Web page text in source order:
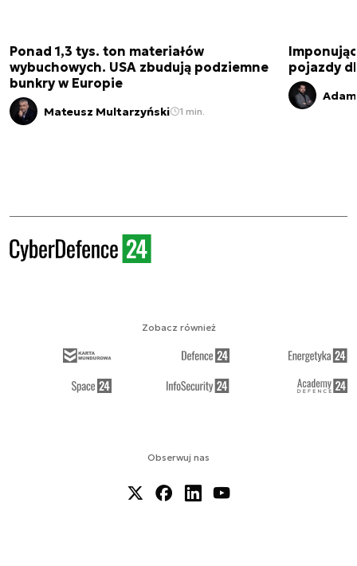
Ponad 1,3 tys. ton materiałów
wybuchowych. USA zbudują podziemne
bunkry w Europie
Mateusz Multarzyński 1 min.
pojazdy
Obserwuj nas
Zobacz również